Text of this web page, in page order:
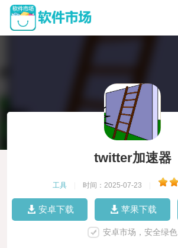
twitter加速器
工具 时间：2025-07-23
安卓下载 苹果下载
安卓市场，安全绿色